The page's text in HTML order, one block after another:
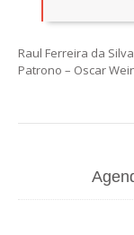
Raul Ferreira da
Patrono – Oscar